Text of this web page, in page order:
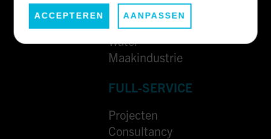
Netbeheer
Procesindustrie
Water
Maakindustrie
FULL-SERVICE
Projecten
Consultancy
ACCEPTEREN AANPASSEN